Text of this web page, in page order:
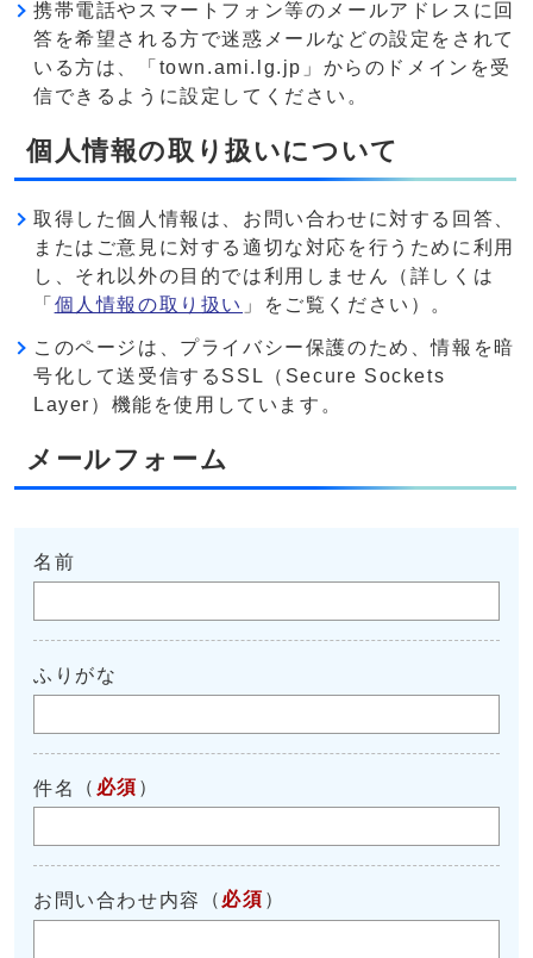
携帯電話やスマートフォン等のメールアドレスに回
答を希望される方で迷惑メールなどの設定をされて
いる方は、「town.ami.lg.jp」からのドメインを受
信できるように設定してください。
個人情報の取り扱いについて
取得した個人情報は、お問い合わせに対する回答、
またはご意見に対する適切な対応を行うために利用
し、それ以外の目的では利用しません（詳しくは
「 個人情報の取り扱い 」をご覧ください）。
このページは、プライバシー保護のため、情報を暗
号化して送受信するSSL（Secure Sockets
Layer）機能を使用しています。
メールフォーム
名前
ふりがな
件名 （ 必須 ）
お問い合わせ内容 （ 必須 ）